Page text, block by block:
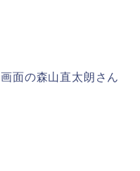
面の森山直太朗さん